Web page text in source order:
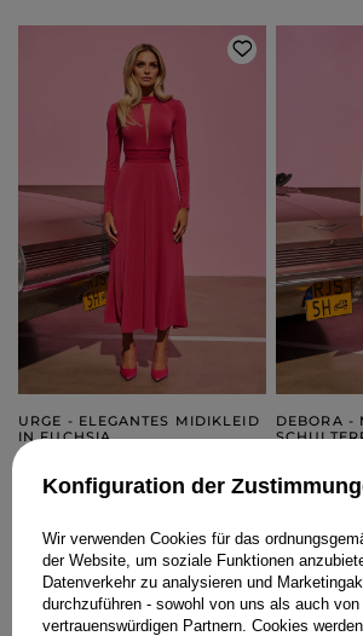
URGE - ELEGANTES MIDIKLEID
IN FUCHSIA
189,00 €
DEBORA -
219,00 €
Konfiguration der
Wir verwenden Cookies für das
der Website, um soziale Funktionen
Datenverkehr zu analysieren und
durchzuführen - sowohl von uns als auch von
vertrauenswürdigen Partnern. Cookies